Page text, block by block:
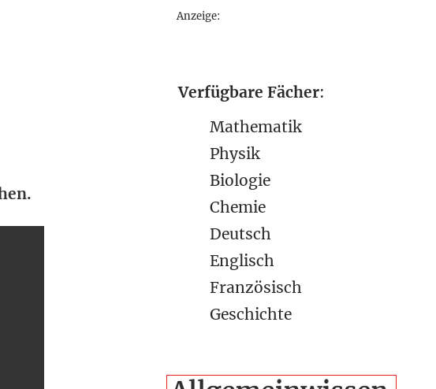
Anzeige:
Verfügbare Fächer:
Mathematik
Physik
Biologie
Chemie
Deutsch
Englisch
Französisch
Geschichte